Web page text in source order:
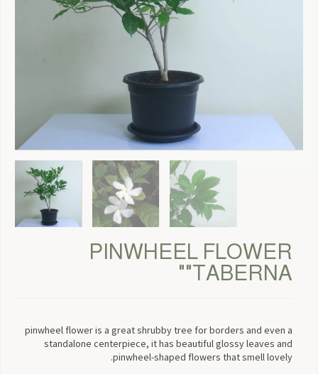
PINWHEEL FLOWER
"TABERNA"
pinwheel flower is a great shrubby tree for borders and even a
standalone centerpiece, it has beautiful glossy leaves and
pinwheel-shaped flowers that smell lovely.